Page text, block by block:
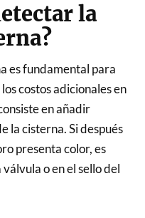
la
es fundamental para
costos adicionales en
en añadir
la cisterna. Si después
presenta color, es
o en el sello del